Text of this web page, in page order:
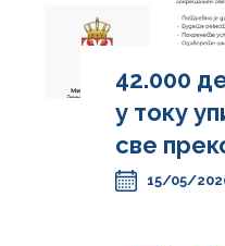
42.000
у току
све
15/05/